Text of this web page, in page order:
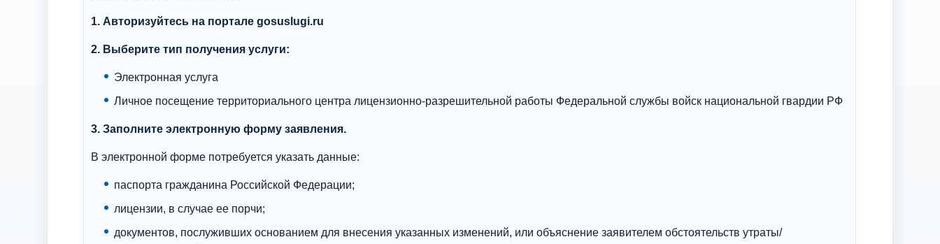
1. Авторизуйтесь на портале gosuslugi.ru
2. Выберите тип получения услуги:
Электронная услуга
Личное посещение территориального центра лицензионно-разрешительной работы Федеральной службы войск национальной гвардии РФ
3. Заполните электронную форму заявления.
В электронной форме потребуется указать данные:
паспорта гражданина Российской Федерации;
лицензии, в случае ее порчи;
документов, послуживших основанием для внесения указанных изменений, или объяснение заявителем обстоятельств утраты/